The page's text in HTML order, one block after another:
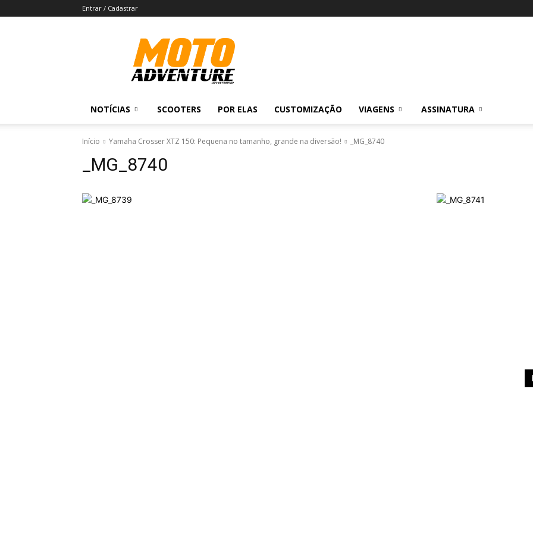
Entrar / Cadastrar
Revista
Moto
Adventure
NOTÍCIAS SCOOTERS POR ELAS CUSTOMIZAÇÃO VIAGENS ASSINATURA
Início Yamaha Crosser XTZ 150: Pequena no tamanho, grande na diversão! _MG_8740
_MG_8740